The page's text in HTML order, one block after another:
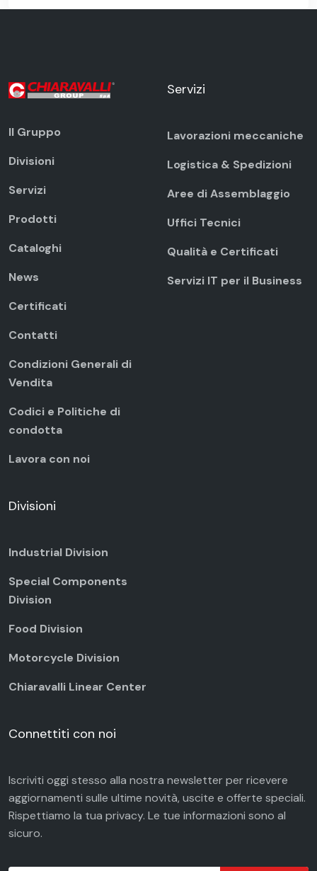
Il Gruppo
Divisioni
Servizi
Prodotti
Cataloghi
News
Certificati
Contatti
Condizioni Generali di
Vendita
Codici e Politiche di
condotta
Lavora con noi
Servizi
Lavorazioni meccaniche
Logistica & Spedizioni
Aree di Assemblaggio
Uffici Tecnici
Qualità e Certificati
Servizi IT per il Business
Divisioni
Industrial Division
Special Components
Division
Food Division
Motorcycle Division
Chiaravalli Linear Center
Connettiti con noi
Iscriviti oggi stesso alla nostra newsletter per ricevere
aggiornamenti sulle ultime novità, uscite e offerte speciali.
Rispettiamo la tua privacy. Le tue informazioni sono al
sicuro.